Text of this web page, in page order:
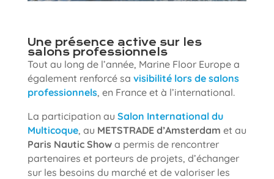
Une présence active sur les
salons professionnels
Tout au long de l’année, Marine Floor Europe a
également renforcé sa visibilité lors de salons
professionnels, en France et à l’international.
La participation au Salon International du
Multicoque, au METSTRADE d’Amsterdam et au
Paris Nautic Showa permis de rencontrer
partenaires et porteurs de projets, d’échanger
sur les besoins du marché et de valoriser les